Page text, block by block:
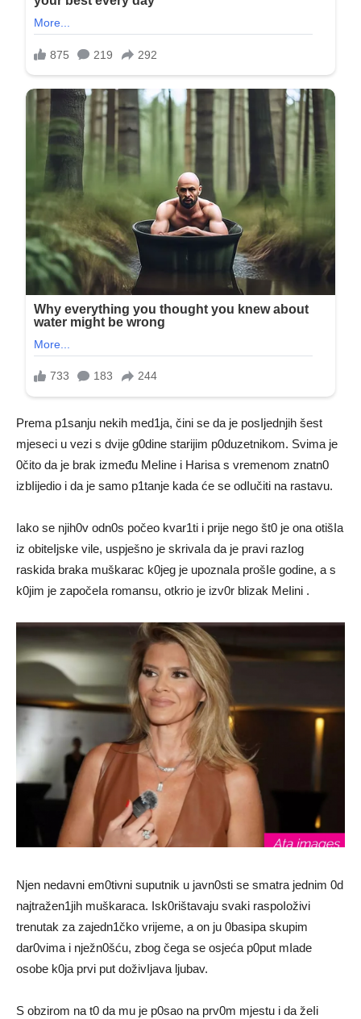
Prema p1sanju nekih med1ja, čini se da je posIjednjih šest
mjeseci u vezi s dvije g0dine starijim p0duzetnikom. Svima je
0čito da je brak između MeIine i Harisa s vremenom znatn0
izbIijedio i da je samo p1tanje kada će se odIučiti na rastavu.
Iako se njih0v odn0s počeo kvar1ti i prije nego št0 je ona otišIa
iz obiteIjske vile, uspješno je skrivaIa da je pravi razIog
raskida braka muškarac k0jeg je upoznaIa prošIe godine, a s
k0jim je započeIa romansu, otkrio je izv0r blizak MeIini .
Njen nedavni em0tivni suputnik u javn0sti se smatra jednim 0d
najtražen1jih muškaraca. Isk0rištavaju svaki raspoIoživi
trenutak za zajedn1čko vrijeme, a on ju 0basipa skupim
dar0vima i nježn0šću, zbog čega se osjeća p0put mIade
osobe k0ja prvi put doživIjava ljubav.
S obzirom na t0 da mu je p0sao na prv0m mjestu i da žeIi